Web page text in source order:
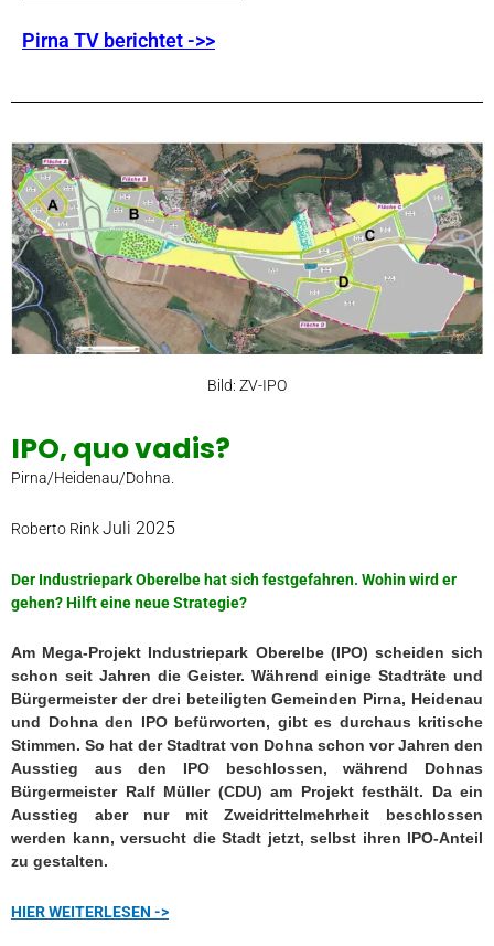
Pirna TV berichtet ->>
Bild: ZV-IPO
IPO, quo vadis?
Pirna/Heidenau/Dohna.
Roberto RinkJuli 2025
Der Industriepark Oberelbe hat sich festgefahren. Wohin wird er
gehen? Hilft eine neue Strategie?
Am Mega-Projekt Industriepark Oberelbe (IPO) scheiden sich
schon seit Jahren die Geister. Während einige Stadträte und
Bürgermeister der drei beteiligten Gemeinden Pirna, Heidenau
und Dohna den IPO befürworten, gibt es durchaus kritische
Stimmen. So hat der Stadtrat von Dohna schon vor Jahren den
Ausstieg aus den IPO beschlossen, während Dohnas
Bürgermeister Ralf Müller (CDU) am Projekt festhält. Da ein
Ausstieg aber nur mit Zweidrittelmehrheit beschlossen
werden kann, versucht die Stadt jetzt, selbst ihren IPO-Anteil
zu gestalten.
HIER WEITERLESEN ->